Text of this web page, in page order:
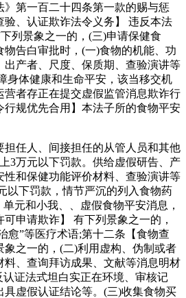
》第一百二十四条第一款的赐与惩
验、认证欺诈法令义务】 违反本法
列景象之一的，(三)申请保健食
告白审批时，(一)食物的机能、功
出产者、尺度、保质期、查验演讲等
身体健康和生命平安，该当移交机
营者存正在提交虚假监管消息欺诈行
行规优先合用】本法子所的食物平安
任人、间接担任的从管人员和其他
3万元以下罚款。供给虚假研告、产
性和保健功能评价材料、查验演讲等
以下罚款，情节严沉的列入食物药
元和小我、、虚假食物平安消息，
申请欺诈】 有下列景象之一的，
愈”等医疗术语;第十二条【食物查
之一的，(二)利用虚构、伪制或者
料、查询拜访成果、文献等消息明材
证法式坦白实正在环境、审核记
具虚假认证结论等。(三)收集食物买